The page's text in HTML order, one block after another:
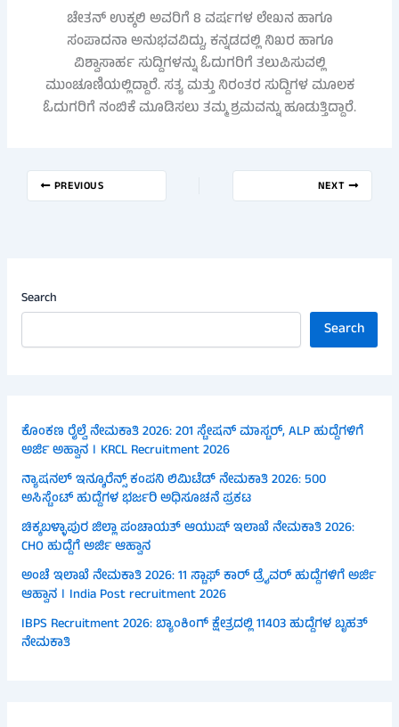
ಚೇತನ್ ಉಕ್ಕಲಿ ಅವರಿಗೆ 8 ವರ್ಷಗಳ ಲೇಖನ ಹಾಗೂ
ಸಂಪಾದನಾ ಅನುಭವವಿದ್ದು, ಕನ್ನಡದಲ್ಲಿ ನಿಖರ ಹಾಗೂ
ವಿಶ್ವಾಸಾರ್ಹ ಸುದ್ದಿಗಳನ್ನು ಓದುಗರಿಗೆ ತಲುಪಿಸುವಲ್ಲಿ
ಮುಂಚೂಣಿಯಲ್ಲಿದ್ದಾರೆ. ಸತ್ಯ ಮತ್ತು ನಿರಂತರ ಸುದ್ದಿಗಳ ಮೂಲಕ
ಓದುಗರಿಗೆ ನಂಬಿಕೆ ಮೂಡಿಸಲು ತಮ್ಮ ಶ್ರಮವನ್ನು ಹೂಡುತ್ತಿದ್ದಾರೆ.
PREVIOUS NEXT
Search
Search
ಕೊಂಕಣ ರೈಲ್ವೆ ನೇಮಕಾತಿ 2026: 201 ಸ್ಟೇಷನ್ ಮಾಸ್ಟರ್, ALP ಹುದ್ದೆಗಳಿಗೆ
ಅರ್ಜಿ ಅಹ್ವಾನ । KRCL Recruitment 2026
ನ್ಯಾಷನಲ್ ಇನ್ಶೂರೆನ್ಸ್ ಕಂಪನಿ ಲಿಮಿಟೆಡ್ ನೇಮಕಾತಿ 2026: 500
ಅಸಿಸ್ಟೆಂಟ್ ಹುದ್ದೆಗಳ ಭರ್ಜರಿ ಅಧಿಸೂಚನೆ ಪ್ರಕಟ
ಚಿಕ್ಕಬಳ್ಳಾಪುರ ಜಿಲ್ಲಾ ಪಂಚಾಯತ್ ಆಯುಷ್ ಇಲಾಖೆ ನೇಮಕಾತಿ 2026:
CHO ಹುದ್ದೆಗೆ ಅರ್ಜಿ ಆಹ್ವಾನ
ಅಂಚೆ ಇಲಾಖೆ ನೇಮಕಾತಿ 2026: 11 ಸ್ಟಾಫ್ ಕಾರ್ ಡ್ರೈವರ್ ಹುದ್ದೆಗಳಿಗೆ ಅರ್ಜಿ
ಆಹ್ವಾನ । India Post recruitment 2026
IBPS Recruitment 2026: ಬ್ಯಾಂಕಿಂಗ್ ಕ್ಷೇತ್ರದಲ್ಲಿ 11403 ಹುದ್ದೆಗಳ ಬೃಹತ್
ನೇಮಕಾತಿ